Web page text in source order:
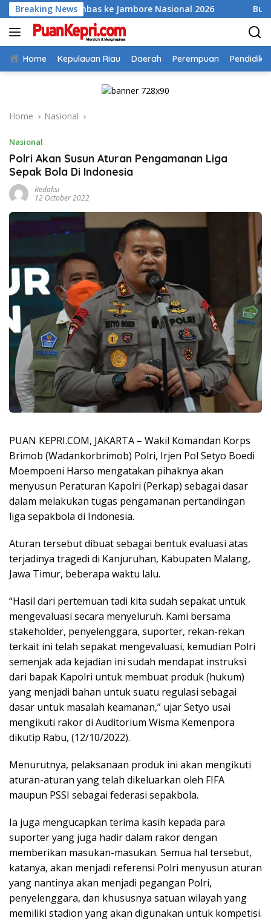
Skip
to
content
Breaking News
ke Jambore Nasional 2026 Bupati Aneng
Home Kepulauan Riau Daerah Perempuan
Home Nasional
Nasional
Polri Akan Susun Aturan Pengamanan Liga
Sepak Bola Di Indonesia
Redaksi
12 October 2022
PUAN KEPRI.COM, JAKARTA – Wakil Komandan Korps
Brimob (Wadankorbrimob) Polri, Irjen Pol Setyo Boedi
Moempoeni Harso mengatakan pihaknya akan
menyusun Peraturan Kapolri (Perkap) sebagai dasar
dalam melakukan tugas pengamanan pertandingan
liga sepakbola di Indonesia.
Aturan tersebut dibuat sebagai bentuk evaluasi atas
terjadinya tragedi di Kanjuruhan, Kabupaten Malang,
Jawa Timur, beberapa waktu lalu.
“Hasil dari pertemuan tadi kita sudah sepakat untuk
mengevaluasi secara menyeluruh. Kami bersama
stakeholder, penyelenggara, suporter, rekan-rekan
terkait ini telah sepakat mengevaluasi, kemudian Polri
semenjak ada kejadian ini sudah mendapat instruksi
dari bapak Kapolri untuk membuat produk (hukum)
yang menjadi bahan untuk suatu regulasi sebagai
dasar untuk masalah keamanan,” ujar Setyo usai
mengikuti rakor di Auditorium Wisma Kemenpora
dikutip Rabu, (12/10/2022).
Menurutnya, pelaksanaan produk ini akan mengikuti
aturan-aturan yang telah dikeluarkan oleh FIFA
maupun PSSI sebagai federasi sepakbola.
Ia juga mengucapkan terima kasih kepada para
suporter yang juga hadir dalam rakor dengan
memberikan masukan-masukan. Semua hal tersebut,
katanya, akan menjadi referensi Polri menyusun aturan
yang nantinya akan menjadi pegangan Polri,
penyelenggara, dan khususnya satuan wilayah yang
memiliki stadion yang akan digunakan untuk kompetisi.